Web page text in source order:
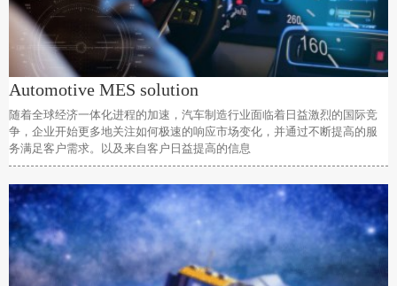
Automotive MES solution
随着全球经济一体化进程的加速，汽车制造行业面临着日益激烈的国际竞
争，企业开始更多地关注如何极速的响应市场变化，并通过不断提高的服
务满足客户需求。以及来自客户日益提高的信息